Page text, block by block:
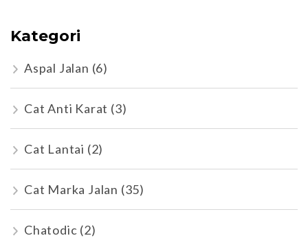
Kategori
Aspal Jalan (6)
Cat Anti Karat (3)
Cat Lantai (2)
Cat Marka Jalan (35)
Chatodic (2)